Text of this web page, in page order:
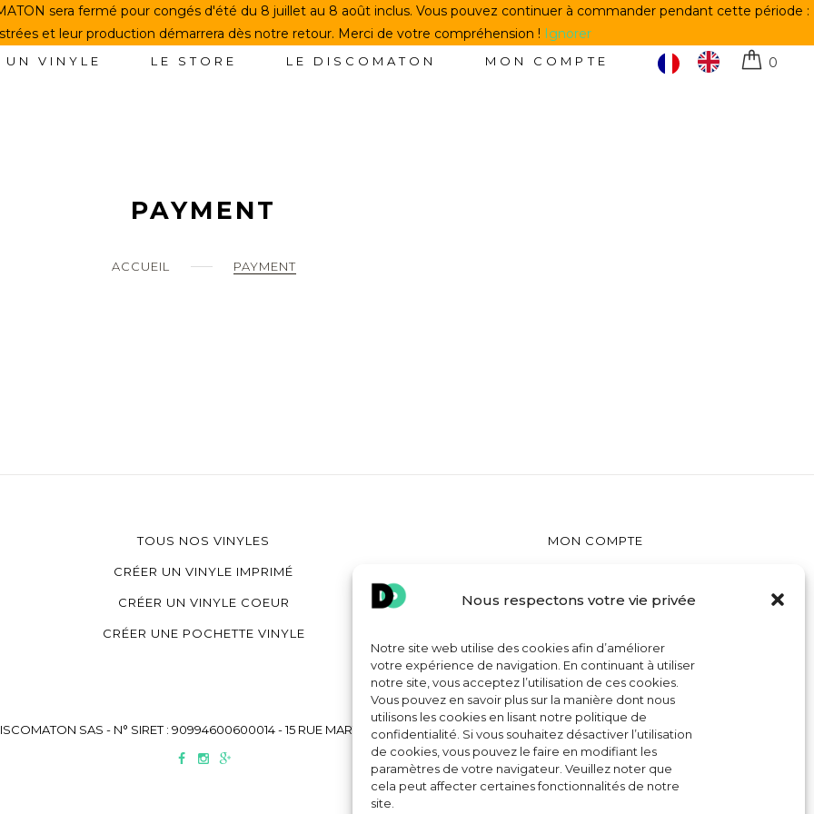
Nous respectons votre vie privée
Notre site web utilise des cookies afin d’améliorer
votre expérience de navigation. En continuant à utiliser
notre site, vous acceptez l’utilisation de ces cookies.
Vous pouvez en savoir plus sur la manière dont nous
utilisons les cookies en lisant notre politique de
confidentialité. Si vous souhaitez désactiver l’utilisation
de cookies, vous pouvez le faire en modifiant les
paramètres de votre navigateur. Veuillez noter que
cela peut affecter certaines fonctionnalités de notre
site.
0
UN VINYLE LE STORE LE DISCOMATON MON COMPTE
ACCUEIL PAYMENT
PAYMENT
TOUS NOS VINYLES
CRÉER UN VINYLE IMPRIMÉ
CRÉER UN VINYLE COEUR
CRÉER UNE POCHETTE VINYLE
MON COMPTE
CONDITIONS GÉNÉRALES DE VENTE
SAS - N° SIRET : 90994600600014 - 15 RUE MARTEL 75010 PARIS - TEL : 01 45 65 30 47 - CONTACT (@) DISCOMATON.FR
sera fermé pour congés d'été du 8 juillet au 8 août inclus. Vous pouvez continuer à commander pendant cette période :
et leur production démarrera dès notre retour. Merci de votre compréhension ! Ignorer